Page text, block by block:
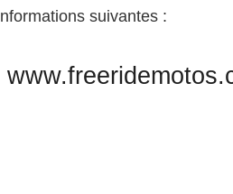
suivantes :